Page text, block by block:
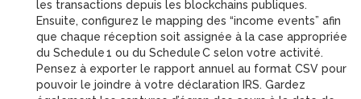
les transactions depuis les blockchains publiques.
Ensuite, configurez le mapping des “income events” afin
que chaque réception soit assignée à la case appropriée
du Schedule 1 ou du Schedule C selon votre activité.
Pensez à exporter le rapport annuel au format CSV pour
pouvoir le joindre à votre déclaration IRS. Gardez